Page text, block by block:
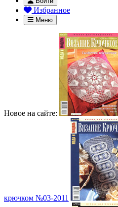
Избранное
Меню
Новое на сайте:
крючком №03-2011